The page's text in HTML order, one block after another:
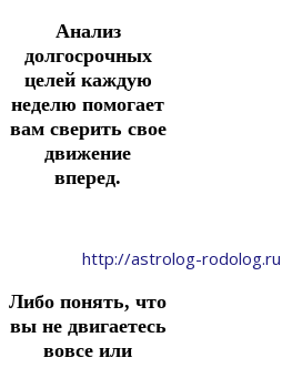
Анализ
долгосрочных
целей каждую
неделю помогает
вам сверить свое
движение
вперед.
http://astrolog-rodolog.ru
Либо понять, что
вы не двигаетесь
вовсе или